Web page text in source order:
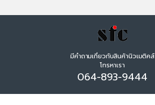
มีคำถามเกี่ยวกับสินค้านิวเมติคส์
โทรหาเรา
064-893-9444